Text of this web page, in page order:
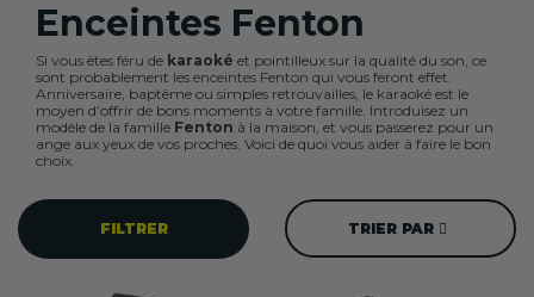
Enceintes Fenton
Si vous êtes féru de karaoké et pointilleux sur la qualité du son, ce
sont probablement les enceintes Fenton qui vous feront effet.
Anniversaire, baptême ou simples retrouvailles, le karaoké est le
moyen d’offrir de bons moments à votre famille. Introduisez un
modèle de la famille Fenton à la maison, et vous passerez pour un
ange aux yeux de vos proches. Voici de quoi vous aider à faire le bon
choix.
FILTRER TRIER PAR